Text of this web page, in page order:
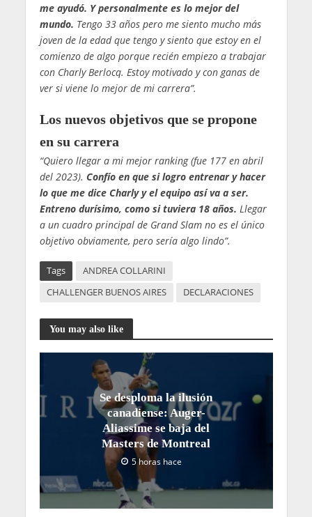
me ayudó. Y personalmente es lo mejor del
mundo. Tengo 33 años pero me siento mucho más
joven de la edad que tengo y siento que estoy en el
comienzo de algo porque recién empiezo a trabajar
con Charly Berlocq. Estoy motivado y con ganas de
ver si viene lo mejor de mi carrera”.
Los nuevos objetivos que se propone
en su carrera
“Quiero llegar a mi mejor ranking (fue 177 en abril
del 2023). Confío en que si logro entrenar y hacer
lo que me dice Charly y el equipo así va a ser.
Entreno durísimo, como si tuviera 18 años. Llegar
a un cuadro principal de Grand Slam no es el único
objetivo obviamente, pero sería algo lindo”.
Tags
ANDREA COLLARINI
CHALLENGER BUENOS AIRES
DECLARACIONES
You may also like
Se desploma la ilusión
canadiense: Auger-
Aliassime se baja del
Masters de Montreal
5 horas hace